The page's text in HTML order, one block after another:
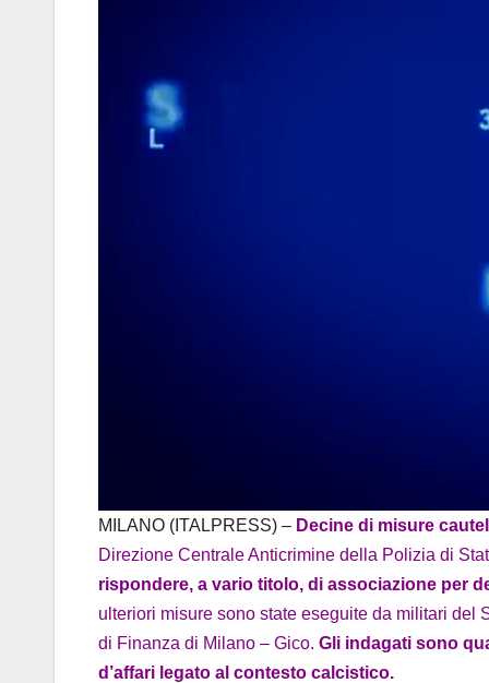
MILANO (ITALPRESS) – Decine di misure
Direzione Centrale Anticrimine della Polizia di
rispondere, a vario titolo, di associazione per
ulteriori misure sono state eseguite da militari
di Finanza di Milano – Gico. Gli indagati sono
d’affari legato al contesto calcistico.